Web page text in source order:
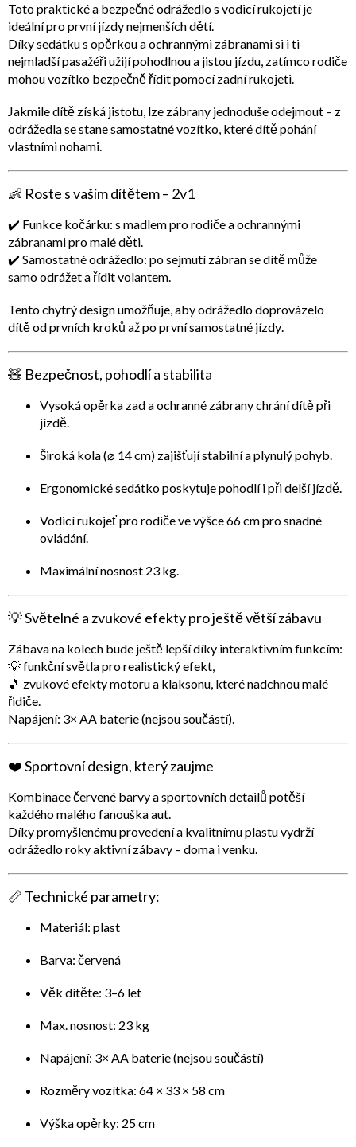
Totopraktické a bezpečné odrážedlo s vodicí rukojetíje
ideální pro první jízdy nejmenších dětí.
Díkysedátku s opěrkou a ochrannými zábranamisi i ti
nejmladší pasažéři užijí pohodlnou a jistou jízdu, zatímco rodiče
mohou vozítko bezpečně řídit pomocí zadní rukojeti.
Jakmile dítě získá jistotu, lze zábrany jednoduše odejmout – z
odrážedla se stanesamostatné vozítko, které dítě pohání
vlastními nohami.
👶 Roste s vaším dítětem – 2v1
✔️ Funkce kočárku: s madlem pro rodiče a ochrannými
zábranami pro malé děti.
✔️ Samostatné odrážedlo: po sejmutí zábran se dítě může
samo odrážet a řídit volantem.
Tento chytrý design umožňuje, aby odrážedlodoprovázelo
dítě od prvních kroků až po první samostatné jízdy.
🧸 Bezpečnost, pohodlí a stabilita
Vysoká opěrka zadaochranné zábranychrání dítě při
jízdě.
Široká kola (⌀ 14 cm) zajišťují stabilní a plynulý pohyb.
Ergonomické sedátkoposkytuje pohodlí i při delší jízdě.
Vodicí rukojeťpro rodiče ve výšce 66 cm pro snadné
ovládání.
Maximální nosnost 23 kg.
💡Světelné a zvukové efekty pro ještě větší zábavu
Zábava na kolech bude ještě lepší díky interaktivním funkcím:
💡funkční světlapro realistický efekt,
🎵 zvukové efekty motoru a klaksonu, které nadchnou malé
řidiče.
Napájení: 3× AA baterie (nejsou součástí).
❤️Sportovní design, který zaujme
Kombinacečervené barvy a sportovních detailů potěší
každého malého fanouška aut.
Díky promyšlenému provedení a kvalitnímu plastu vydrží
odrážedloroky aktivní zábavy – doma i venku.
📏 Technické parametry:
Materiál: plast
Barva: červená
Věk dítěte: 3–6 let
Max. nosnost: 23 kg
Napájení: 3× AA baterie (nejsou součástí)
Rozměry vozítka: 64 × 33 × 58 cm
Výška opěrky: 25 cm